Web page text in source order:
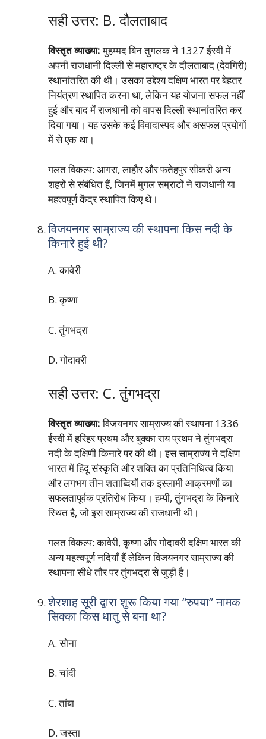
सही उत्तर: B. दौलताबाद
विस्तृत व्याख्या:मुहम्मद बिन तुगलक ने 1327 ईस्वी में
अपनी राजधानी दिल्ली से महाराष्ट्र के दौलताबाद (देवगिरी)
स्थानांतरित की थी। उसका उद्देश्य दक्षिण भारत पर बेहतर
नियंत्रण स्थापित करना था, लेकिन यह योजना सफल नहीं
हुई और बाद में राजधानी को वापस दिल्ली स्थानांतरित कर
दिया गया। यह उसके कई विवादास्पद और असफल प्रयोगों
में से एक था।
गलत विकल्प: आगरा, लाहौर और फतेहपुर सीकरी अन्य
शहरों से संबंधित हैं, जिनमें मुगल सम्राटों ने राजधानी या
महत्वपूर्ण केंद्र स्थापित किए थे।
विजयनगर साम्राज्य की स्थापना किस नदी के
किनारे हुई थी?
A. कावेरी
B. कृष्णा
C. तुंगभद्रा
D. गोदावरी
सही उत्तर: C. तुंगभद्रा
विस्तृत व्याख्या:विजयनगर साम्राज्य की स्थापना 1336
ईस्वी में हरिहर प्रथम और बुक्का राय प्रथम ने तुंगभद्रा
नदी के दक्षिणी किनारे पर की थी। इस साम्राज्य ने दक्षिण
भारत में हिंदू संस्कृति और शक्ति का प्रतिनिधित्व किया
और लगभग तीन शताब्दियों तक इस्लामी आक्रमणों का
सफलतापूर्वक प्रतिरोध किया। हम्पी, तुंगभद्रा के किनारे
स्थित है, जो इस साम्राज्य की राजधानी थी।
गलत विकल्प: कावेरी, कृष्णा और गोदावरी दक्षिण भारत की
अन्य महत्वपूर्ण नदियाँ हैं लेकिन विजयनगर साम्राज्य की
स्थापना सीधे तौर पर तुंगभद्रा से जुड़ी है।
शेरशाह सूरी द्वारा शुरू किया गया “रुपया” नामक
सिक्का किस धातु से बना था?
A. सोना
B. चांदी
C. तांबा
D. जस्ता